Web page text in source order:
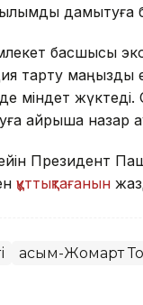
дамытуға
басшысы
тарту маңызды
міндет
айрықша назар
Президент
құттықтағанын
Қасым-Жомарт